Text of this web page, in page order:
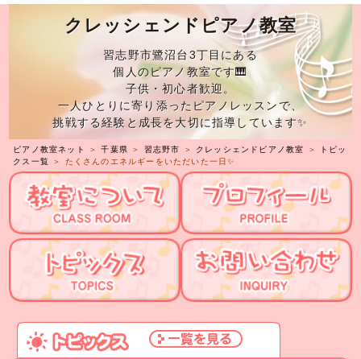
クレッシェンドピアノ教室
習志野市鷺沼台3丁目にある
個人のピアノ教室です🎹
子供・初心者歓迎。
一人ひとりに寄り添ったピアノレッスンで、
挑戦する経験と成長を大切に指導しています✨
ピアノ教室ネット ＞千葉県 ＞ 習志野市 ＞ クレッシェンドピアノ教室 ＞
トピッ
クス一覧 ＞ たくさんのエネルギーをいただいた一日✨